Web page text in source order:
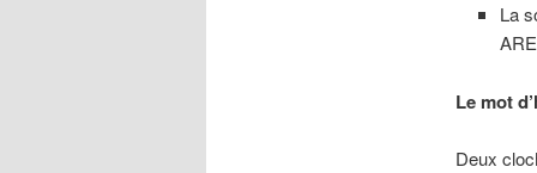
La
Le mot
Deux